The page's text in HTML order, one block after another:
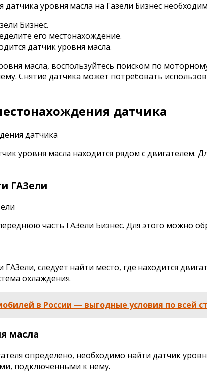
датчика уровня масла на Газели Бизнес
Бизнес.
его местонахождение.
датчик уровня масла.
масла, воспользуйтесь поиском по
Снятие датчика может потребовать
датчика
уровня масла находится рядом с
ГАЗели
часть ГАЗели Бизнес. Для этого можно
ГАЗели, следует найти место, где находится
охлаждения.
в России — выгодные условия по всей
масла
определено, необходимо найти датчик
подключенными к нему.